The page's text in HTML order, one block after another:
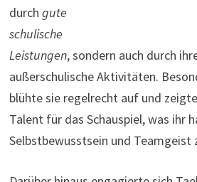
durch gute
schulische
Leistungen, sondern auch durch
außerschulische Aktivitäten.
blühte sie regelrecht auf und
Talent für das Schauspiel, was ihr
Selbstbewusstsein und Teamgeist